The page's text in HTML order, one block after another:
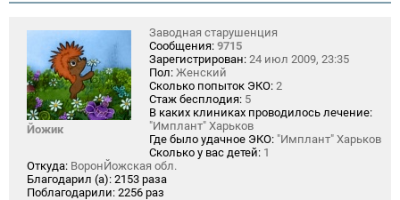
Йожик
Заводная старушенция
Сообщения: 9715
Зарегистрирован: 24 июл 2009, 23:35
Пол: Женский
Сколько попыток ЭКО: 2
Стаж бесплодия: 5
В каких клиниках проводилось лечение:
"Имплант" Харьков
Где было удачное ЭКО: "Имплант" Харьков
Сколько у вас детей: 1
Откуда: ВоронЙожская обл.
Благодарил (а): 2153 раза
Поблагодарили: 2256 раз